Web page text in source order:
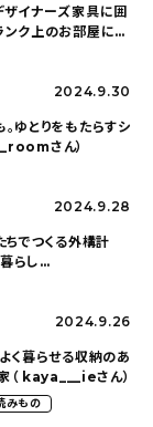
ザイナーズ家具に囲
ンク上のお部屋に〜
さん）
2024.9.30
ゆとりをもたらすシ
さん）
2024.9.28
ちでつくる外構計
らし
2024.9.26
く暮らせる収納のあ
（ kaya___ieさん）
みもの